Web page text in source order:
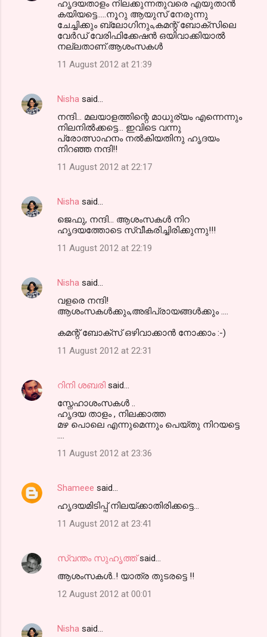
ഹൃദയതാളം നിലക്കുന്നതുവരെ എയുതാന്‍
കയിയട്ടെ.....നൂറു ആയുസ്‌ നേരുന്നു
ചേച്ചിക്കും ബ്ലോഗിനും,കമന്റ് ബോക്സിലെ
വേര്‍ഡ്‌ വേരിഫിക്കേഷന്‍ ഒയിവാക്കിയാല്‍
നല്ലതാണ്.ആശംസകള്‍
11 August 2012 at 21:39
Nisha said…
നന്ദി... മലയാളത്തിന്റെ മാധുര്യം എന്നെന്നും
നിലനില്‍ക്കട്ടെ... ഇവിടെ വന്നു
പ്രോത്സാഹനം നല്‍കിയതിനു ഹൃദയം
നിറഞ്ഞ നന്ദി!!
11 August 2012 at 22:17
Nisha said…
ജെഫു, നന്ദി... ആശംസകള്‍ നിറ
ഹൃദയത്തോടെ സ്വീകരിച്ചിരിക്കുന്നു!!!
11 August 2012 at 22:19
Nisha said…
വളരെ നന്ദി!
ആശംസകള്‍ക്കും,അഭിപ്രായങ്ങള്‍ക്കും ....
കമന്റ് ബോക്സ്‌ ഒഴിവാക്കാന്‍ നോക്കാം :-)
11 August 2012 at 22:31
റിനി ശബരി said…
സ്നേഹാശംസകള്‍ ..
ഹൃദയ താളം , നിലക്കാത്ത
മഴ പൊലെ എന്നുമെന്നും പെയ്തു നിറയട്ടെ
11 August 2012 at 23:36
Shameee said…
ഹൃദയമിടിപ്പ് നിലയ്ക്കാതിരിക്കട്ടെ...
11 August 2012 at 23:41
സ്വന്തം സുഹൃത്ത്said…
ആശംസകൾ..! യാത്ര തുടരട്ടെ !!
12 August 2012 at 00:01
Nisha said…